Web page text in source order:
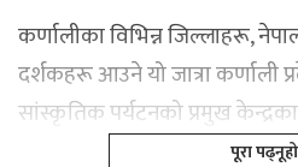
कर्णालीका विभिन्न जिल्लाहरू,
दर्शकहरू आउने यो जात्रा कर्णाली
सांस्कृतिक पर्यटनको प्रमुख
पूरा